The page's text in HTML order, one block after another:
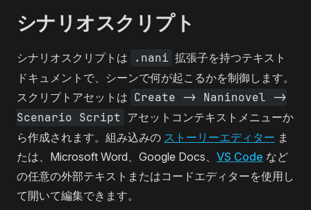
シナリオスクリプト
シナリオスクリプトは .nani 拡張子を持つテキスト
ドキュメントで、シーンで何が起こるかを制御します。
スクリプトアセットは Create -> Naninovel ->
Scenario Script アセットコンテキストメニューか
ら作成されます。組み込みの ストーリーエディター ま
たは、Microsoft Word、Google Docs、 VS Code など
の任意の外部テキストまたはコードエディターを使用し
て開いて編集できます。